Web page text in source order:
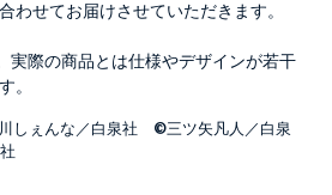
わせてお届けさせていただきます。
実際の商品とは仕様やデザインが若干
。
しぇんな／白泉社 ©三ツ矢凡人／白泉